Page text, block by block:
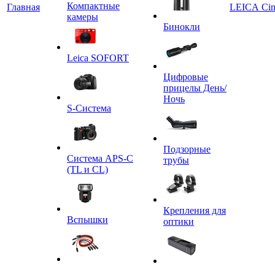
Главная
Компактные
камеры
Leica SOFORT
S-Система
Система APS-C
(TL и CL)
Вспышки
Бинокли
Цифровые
прицелы День/
Ночь
Подзорные
трубы
Крепления для
оптики
LEICA